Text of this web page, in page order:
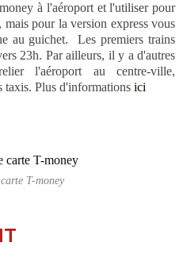
à l'aéroport et l'utiliser pour
pour la version express vous
au guichet. Les premiers trains
23h. Par ailleurs, il y a d'autres
l'aéroport au centre-ville,
taxis. Plus d'informations ici
T-money